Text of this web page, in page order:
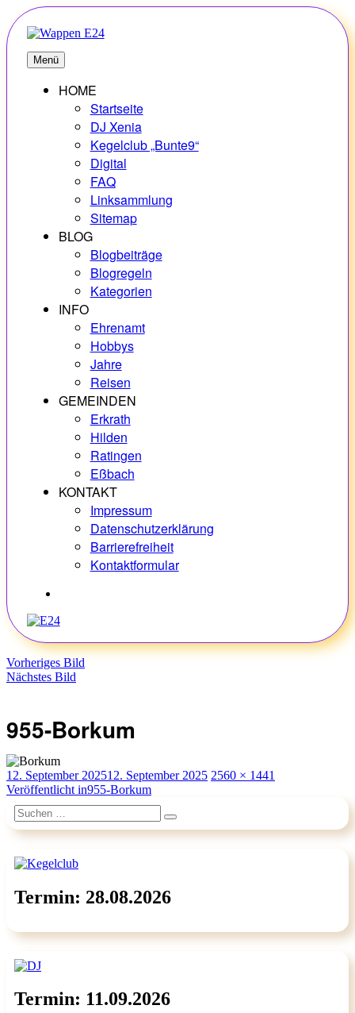
Zum
Inhalt
springen
E24
Erlebnisse – Hobbys – Vielfalt
Menü
HOME
Startseite
DJ Xenia
Kegelclub „Bunte9“
Digital
FAQ
Linksammlung
Sitemap
BLOG
Blogbeiträge
Blogregeln
Kategorien
INFO
Ehrenamt
Hobbys
Jahre
Reisen
GEMEINDEN
Erkrath
Hilden
Ratingen
Eßbach
KONTAKT
Impressum
Datenschutzerklärung
Barrierefreiheit
Kontaktformular
Vorheriges Bild
Nächstes Bild
955-Borkum
Veröffentlicht
am
12. September 202512. September 2025 Originalgröße
2560 × 1441
Beitragsnavigation
Veröffentlicht in955-Borkum
Suchen
nach:
Suchen
Termin: 28.08.2026
Termin: 11.09.2026